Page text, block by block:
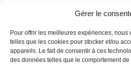
Gérer le
Pour offrir les meilleures expériences,
telles que les cookies pour stocker et/ou
appareils. Le fait de consentir à ces
des données telles que le comportement
Aucun commentaire à afficher.